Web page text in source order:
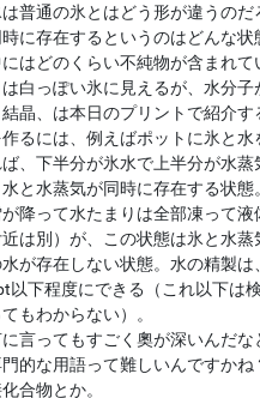
普通の氷とはどう形が違うのだ
に存在するというのはどんな
はどのくらい不純物が含まれて
は白っぽい氷に見えるが、水分
晶、は本日のプリントで紹介す
るには、例えばポットに氷と水
、下半分が氷水で上半分が水
と水蒸気が同時に存在する状態
降って水たまりは全部凍って液
近は別）が、この状態は氷と水
が存在しない状態。水の精製は
以下程度にできる（これ以下は
もわからない）。
言ってもすごく奧が深いんだ
的な用語って難しいんですかね
合物とか。